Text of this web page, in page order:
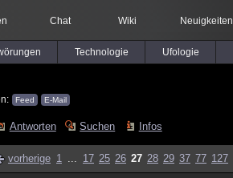
Chat Wiki Neuigkeiten
Technologie Ufologie
Feed E-Mail
Antworten Suchen Infos
vorherige 1 ... 17 25 26 27 28 29 37 77 127